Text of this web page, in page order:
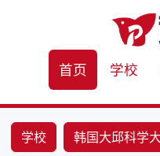
首页 学校
学校 韩国大邱科学